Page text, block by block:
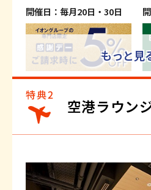
開催日：毎月20日・30日
※一部、対象外の専門店および商
品・サービスがございます。
詳しくはこちら
5％OFF！さらにWAON
POINT基本の5倍！
もっと
空港ラウン